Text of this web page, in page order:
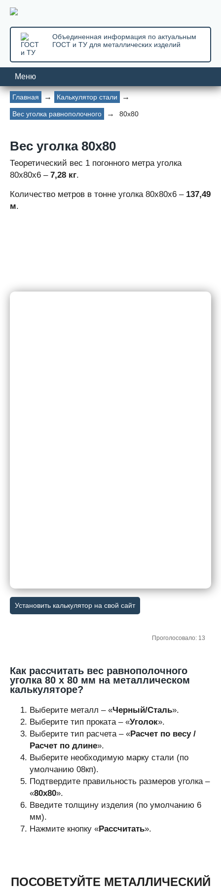
Объединенная информация по актуальным
ГОСТ и ТУ для металлических изделий
Меню
Главная Калькулятор стали
Вес уголка равнополочного 80х80
Вес уголка 80х80
Теоретический вес 1 погонного метра уголка
80х80х6 – 7,28 кг.
Количество метров в тонне уголка 80х80х6 – 137,49
м.
Установить калькулятор на свой сайт
Проголосовало: 13
Как рассчитать вес равнополочного
уголка 80 х 80 мм на металлическом
калькуляторе?
Выберите металл – «Черный/Сталь».
Выберите тип проката – «Уголок».
Выберите тип расчета – «Расчет по весу /
Расчет по длине».
Выберите необходимую марку стали (по
умолчанию 08кп).
Подтвердите правильность размеров уголка –
«80х80».
Введите толщину изделия (по умолчанию 6
мм).
Нажмите кнопку «Рассчитать».
ПОСОВЕТУЙТЕ МЕТАЛЛИЧЕСКИЙ